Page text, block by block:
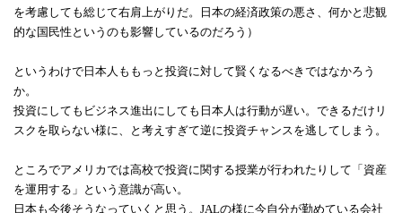
を考慮しても総じて右肩上がりだ。日本の経済政策の悪さ、何かと悲観
的な国民性というのも影響しているのだろう）
というわけで日本人ももっと投資に対して賢くなるべきではなかろう
か。
投資にしてもビジネス進出にしても日本人は行動が遅い。できるだけリ
スクを取らない様に、と考えすぎて逆に投資チャンスを逃してしまう。
ところでアメリカでは高校で投資に関する授業が行われたりして「資産
を運用する」という意識が高い。
日本も今後そうなっていくと思う。JALの様に今自分が勤めている会社